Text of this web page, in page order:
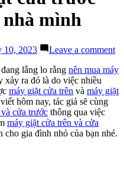
nhà mình
10, 2023 Leave a commenton
lắng lo rằng nên mua máy
xảy ra đó là do việc nhiều
máy giặt cửa trên và máy giặt
hôm nay, tác giả sẽ cùng
cửa trước thông qua việc
máy giặt cửa trên và cửa
cho gia đình nhỏ của bạn nhé.